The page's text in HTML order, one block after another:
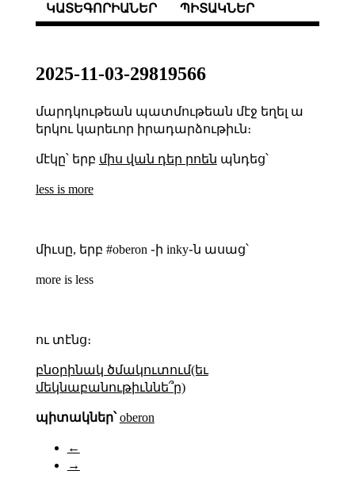
ԿԱՏԵԳՈՐԻԱՆԵՐ ՊԻՏԱԿՆԵՐ
2025-11-03-29819566
մարդկութեան պատմութեան մէջ եղել ա
երկու կարեւոր իրադարձութիւն։
մէկը՝ երբ միս վան դեր րոեն պնդեց՝
less is more
միւսը, երբ #oberon ֊ի inky֊ն ասաց՝
more is less
ու տէնց։
բնօրինակ ծմակուտում(եւ
մեկնաբանութիւննե՞ր)
պիտակներ՝ oberon
←
→